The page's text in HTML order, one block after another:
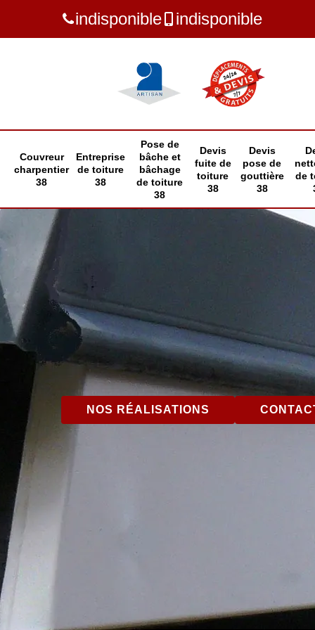
indisponible indisponible
Couvreur
charpentier
38
Entreprise
de toiture
38
Pose de
bâche et
bâchage
de toiture
38
Devis
fuite de
toiture
38
Devis
pose de
gouttière
38
de
NOS RÉALISATIONS